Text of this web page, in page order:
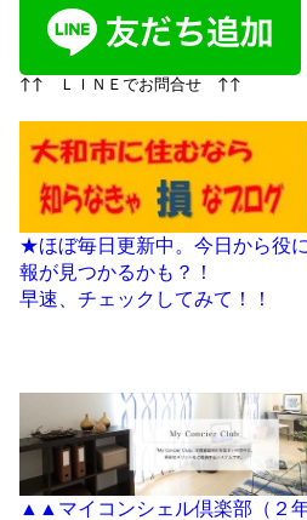
↑↑ ＬＩＮＥでお問合せ ↑↑
★ほぼ毎日更新中。今日から役
報が見つかるかも？！
早速、チェックしてみて！！
▲▲マイコンシェル倶楽部（２年